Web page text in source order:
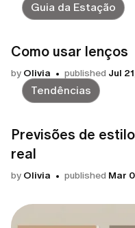
Guia da Estação
Como usar lenços
by Olivia published Jul
Tendências
Previsões de
real
by Olivia published Mar